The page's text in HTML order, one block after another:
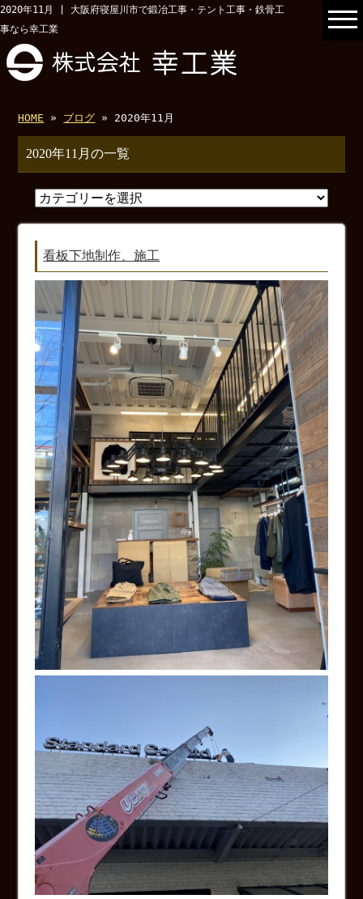
2020年11月 | 大阪府寝屋川市で鍛冶工事・テント工事・鉄骨工
事なら幸工業
HOME » ブログ » 2020年11月
2020年11月の一覧
看板下地制作、施工